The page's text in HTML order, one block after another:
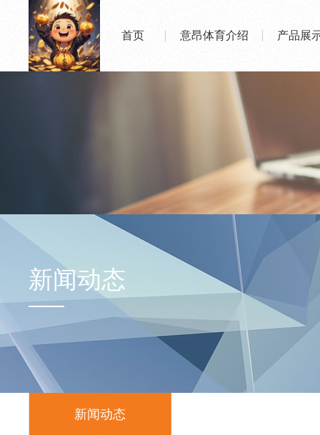
首页 意昂体育介绍 产品展
新闻动态
新闻动态